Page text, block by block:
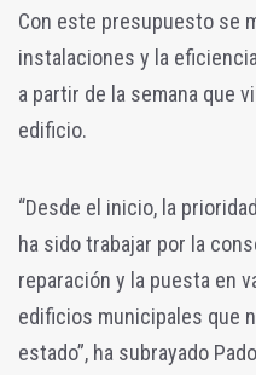
Con este presupuesto se
instalaciones y la
a partir de la semana que
edificio.
“Desde el inicio, la
ha sido trabajar por la
reparación y la puesta en
edificios municipales que
estado”, ha subrayado